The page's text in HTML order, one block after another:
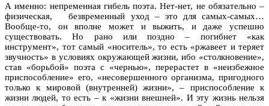
А именно: непременная гибель поэта. Нет-нет, не обязательно –
физическая, безвременный уход – это для самых-самых…
Вообще-то, он вполне может и выжить, и даже успешно
существовать. Но рано или поздно – погибнет «как
инструмент», тот самый «носитель», то есть «ржавеет и теряет
звучность» в условиях окружающей жизни, ибо «столкновение»,
став «борьбой» поэта с «чернью», перерастет в «неизбежное
приспособление» его, «несовершенного организма, пригодного
только к мировой (внутренней) жизни», – приспособление к
жизни людей, то есть – к «жизни внешней». И эту жизнь нельзя